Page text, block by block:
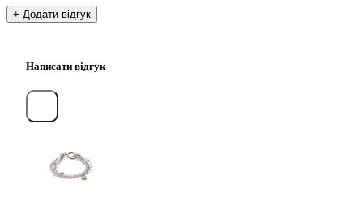
+ Додати відгук
Написати відгук